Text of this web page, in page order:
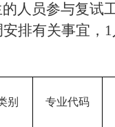
人员参与复试
排有关事宜， 1
别 专业代码